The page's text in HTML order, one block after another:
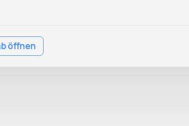
öffnen